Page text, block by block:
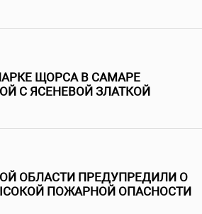
ЩОРСА В САМАРЕ
С ЯСЕНЕВОЙ ЗЛАТКОЙ
ОБЛАСТИ ПРЕДУПРЕДИЛИ О
ПОЖАРНОЙ ОПАСНОСТИ